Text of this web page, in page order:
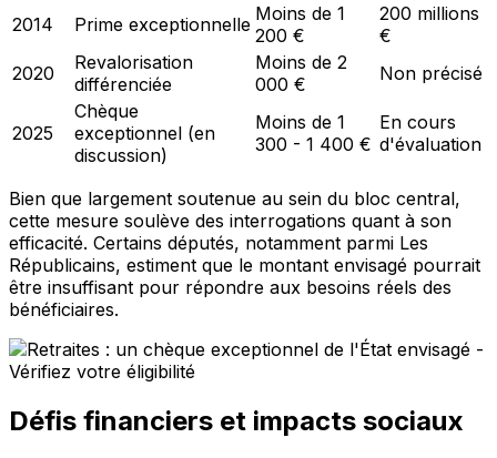
2014
Prime exceptionnelle Moins de 1
200 €
200 millions
€
2020
Revalorisation
différenciée
Moins de 2
000 €
Non précisé
2025
Chèque
exceptionnel (en
discussion)
Moins de 1
300 - 1 400 €
En cours
d'évaluation
Bien que largement soutenue au sein du bloc central,
cette mesure soulève des interrogations quant à son
efficacité. Certains députés, notamment parmi Les
Républicains, estiment que le montant envisagé pourrait
être insuffisant pour répondre aux besoins réels des
bénéficiaires.
Défis financiers et impacts sociaux